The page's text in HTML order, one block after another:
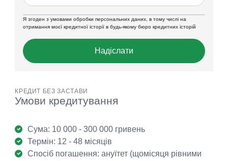
Я згоден з умовами обробки персональних даних, в тому числі на
отримання моєї кредитної історії в будь-якому бюро кредитних історій
Надіслати
КРЕДИТ БЕЗ ЗАСТАВИ
Умови кредитування
Сума: 10 000 - 300 000 гривень
Термін: 12 - 48 місяців
Спосіб погашення: ануїтет (щомісяця рівними